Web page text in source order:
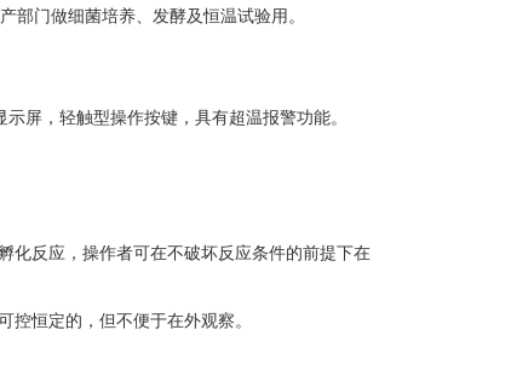
部门做细菌培养、发酵及恒温试验用。
屏，轻触型操作按键，具有超温报警功能。
化反应，操作者可在不破坏反应条件的前提下在
恒定的，但不便于在外观察。